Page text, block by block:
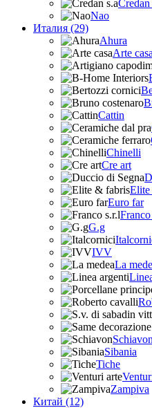
Credan
Nao
Италия (29)
Ahura
Arte casa
Cattin
Chinelli
Cre art
Euro far
Franco
G.g
IVV
La
Schiavon
Sibania
Tiche
Zampiva
Китай (12)